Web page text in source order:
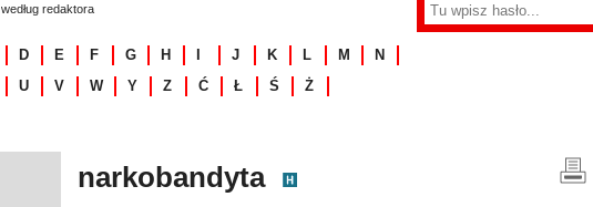
według redaktora
D E F G H J K L M
N
U V W Y Z Ć Ł Ś Ż
narkobandyta